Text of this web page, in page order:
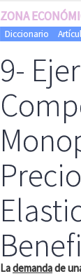
ZONA
Diccionario
9-
Lademandade